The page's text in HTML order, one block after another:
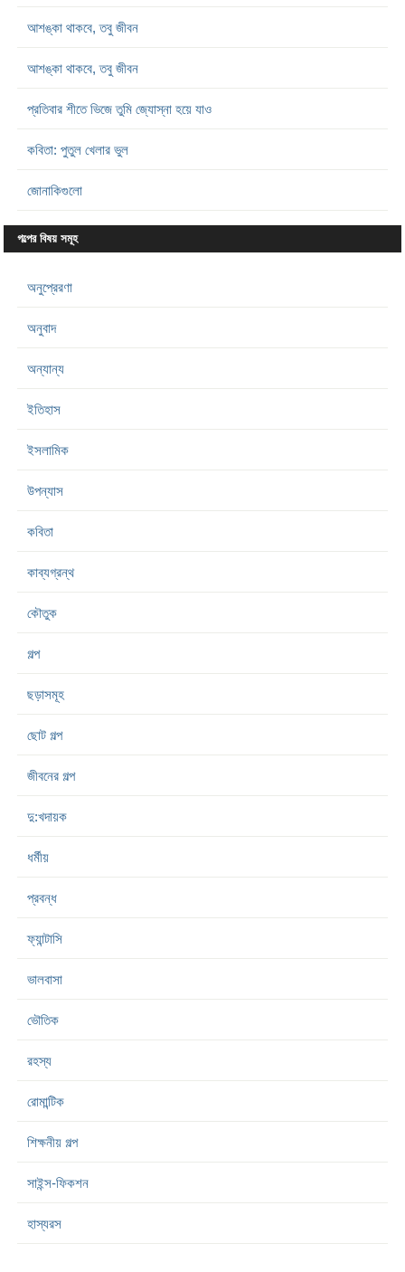
আশঙ্কা থাকবে, তবু জীবন
আশঙ্কা থাকবে, তবু জীবন
প্রতিবার শীতে ভিজে তুমি জ্যোস্না হয়ে যাও
কবিতা: পুতুল খেলার ভুল
জোনাকিগুলো
গল্পের বিষয় সমূহ
অনুপ্রেরণা
অনুবাদ
অন্যান্য
ইতিহাস
ইসলামিক
উপন্যাস
কবিতা
কাব্যগ্রন্থ
কৌতুক
গল্প
ছড়াসমূহ
ছোট গল্প
জীবনের গল্প
দু:খদায়ক
ধর্মীয়
প্রবন্ধ
ফ্যান্টাসি
ভালবাসা
ভৌতিক
রহস্য
রোমান্টিক
শিক্ষনীয় গল্প
সাইন্স-ফিকশন
হাস্যরস